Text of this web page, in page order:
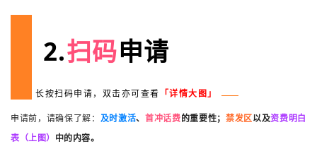
2.扫码申请
长按扫码申请，双击亦可查看 「详情大图」
申请前，请确保了解： 及时激活、首冲话费 的重要性； 禁发区以及资费明白
表（上图） 中的内容。